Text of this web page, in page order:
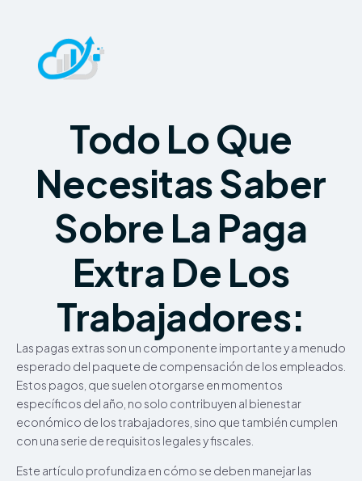
Todo Lo Que
Necesitas Saber
Sobre La Paga
Extra De Los
Trabajadores:
Las pagas extras son un componente importante y a menudo
esperado del paquete de compensación de los empleados.
Estos pagos, que suelen otorgarse en momentos
específicos del año, no solo contribuyen al bienestar
económico de los trabajadores, sino que también cumplen
con una serie de requisitos legales y fiscales.
Este artículo profundiza en cómo se deben manejar las